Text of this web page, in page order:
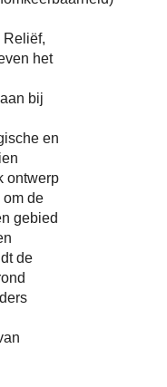
Reliëf,
het
bij
en
ontwerp
om de
gebied
de